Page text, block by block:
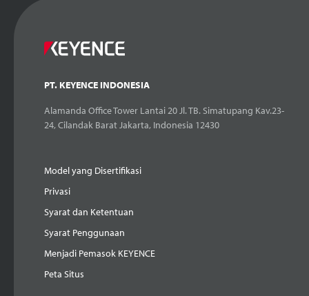
PT. KEYENCE INDONESIA
Alamanda Office Tower Lantai 20 Jl. TB. Simatupang Kav.23-
24, Cilandak Barat Jakarta, Indonesia 12430
Model yang Disertifikasi
Privasi
Syarat dan Ketentuan
Syarat Penggunaan
Menjadi Pemasok KEYENCE
Peta Situs